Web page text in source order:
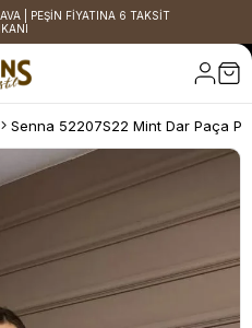
| PEŞİN FİYATINA 6 TAKSİT
Senna 52207S22 Mint Dar Paça